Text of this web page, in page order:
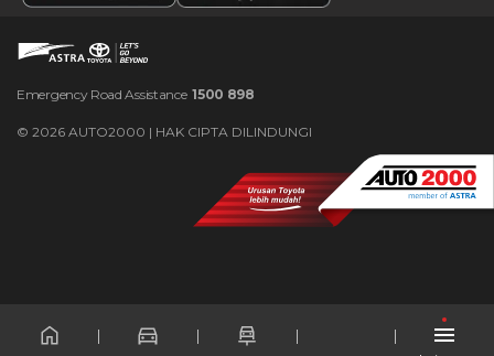
Emergency Road Assistance 1500 898
© 2026 AUTO2000 | HAK CIPTA DILINDUNGI